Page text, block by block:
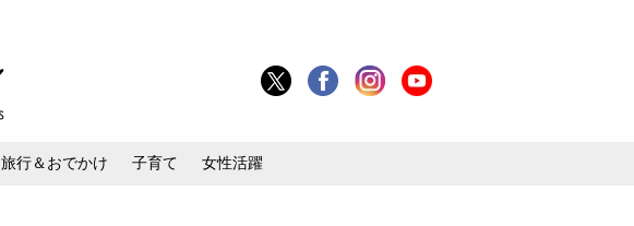
旅行＆おでかけ 子育て 女性活躍